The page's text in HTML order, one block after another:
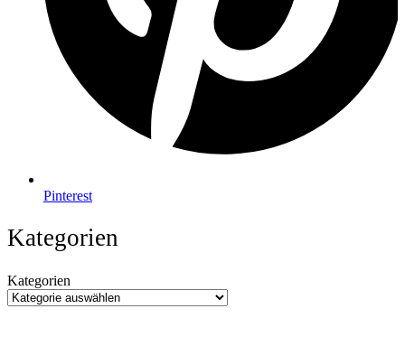
Pinterest
Kategorien
Kategorien